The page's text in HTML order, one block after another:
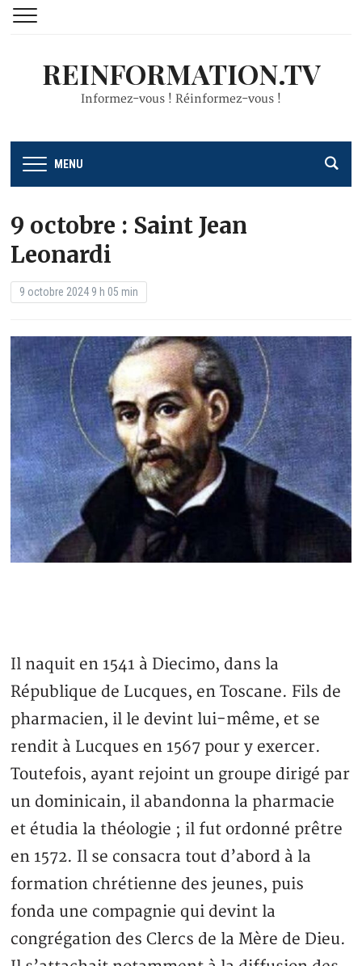
REINFORMATION.TV
Informez-vous ! Réinformez-vous !
MENU
9 octobre : Saint Jean
Leonardi
9 octobre 2024 9 h 05 min
Il naquit en 1541 à Diecimo, dans la
République de Lucques, en Toscane. Fils de
pharmacien, il le devint lui-même, et se
rendit à Lucques en 1567 pour y exercer.
Toutefois, ayant rejoint un groupe dirigé par
un dominicain, il abandonna la pharmacie
et étudia la théologie ; il fut ordonné prêtre
en 1572. Il se consacra tout d’abord à la
formation chrétienne des jeunes, puis
fonda une compagnie qui devint la
congrégation des Clercs de la Mère de Dieu.